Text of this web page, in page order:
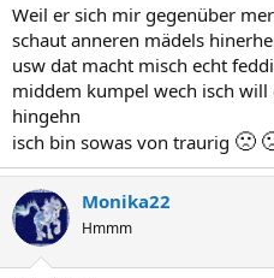
Weil er sich mir gegenüber
schaut anneren mädels
usw dat macht misch echt
middem kumpel wech isch
hingehn
isch bin sowas von traurig 🙁
Monika22
Hmmm